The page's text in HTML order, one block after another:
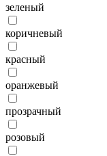
зеленый
коричневый
красный
оранжевый
прозрачный
розовый